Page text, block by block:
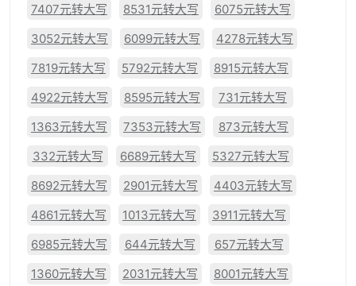
7407元转大写
8531元转大写
6075元转大写
3052元转大写
6099元转大写
4278元转大写
7819元转大写
5792元转大写
8915元转大写
4922元转大写
8595元转大写
731元转大写
1363元转大写
7353元转大写
873元转大写
332元转大写
6689元转大写
5327元转大写
8692元转大写
2901元转大写
4403元转大写
4861元转大写
1013元转大写
3911元转大写
6985元转大写
644元转大写
657元转大写
1360元转大写
2031元转大写
8001元转大写